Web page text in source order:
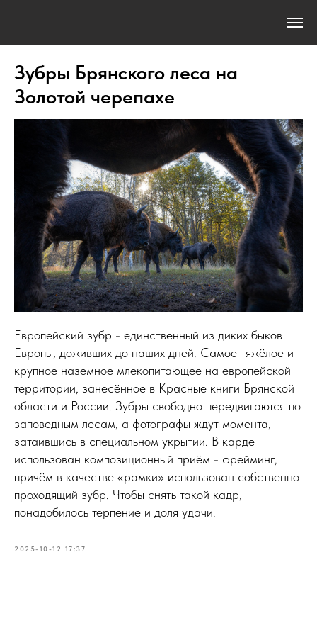
Зубры Брянского леса на
Золотой черепахе
Европейский зубр - единственный из диких быков
Европы, доживших до наших дней. Самое тяжёлое и
крупное наземное млекопитающее на европейской
территории, занесённое в Красные книги Брянской
области и России. Зубры свободно передвигаются по
заповедным лесам, а фотографы ждут момента,
затаившись в специальном укрытии. В карде
использован композиционный приём - фрейминг,
причём в качестве «рамки» использован собственно
проходящий зубр. Чтобы снять такой кадр,
понадобилось терпение и доля удачи.
2025-10-12 17:37